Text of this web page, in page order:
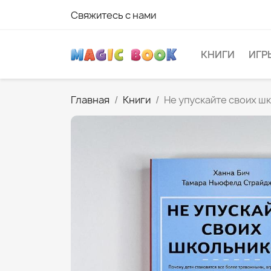
Свяжитесь с нами
КНИГИ
Главная Книги Не упускайте своих